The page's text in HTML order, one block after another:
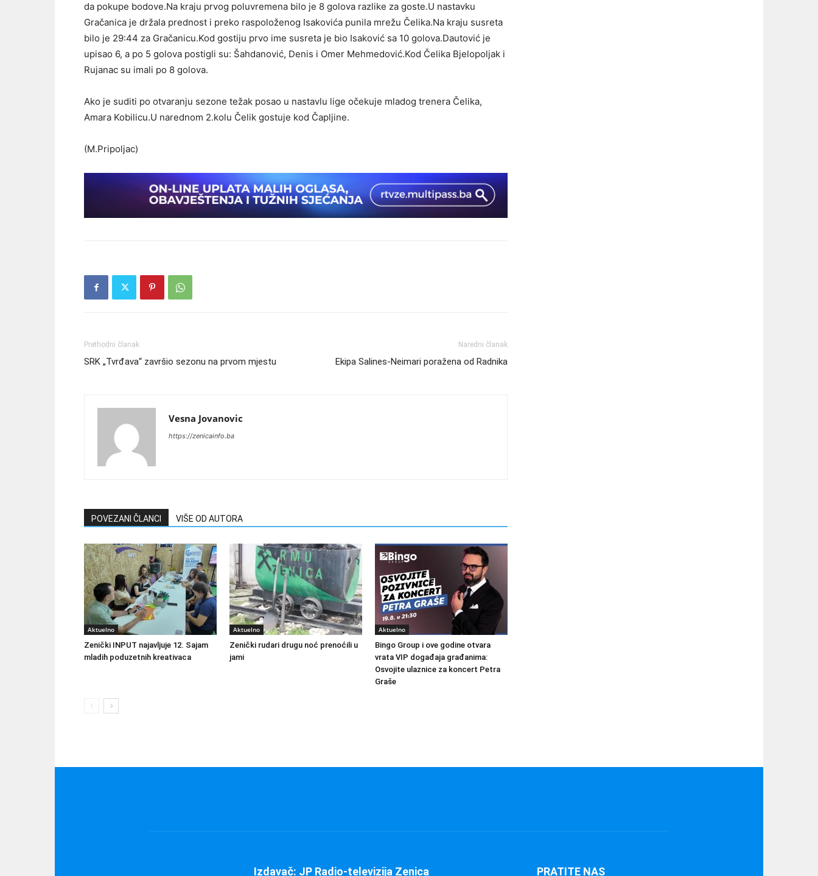
da pokupe bodove.Na kraju prvog poluvremena bilo je 8 golova razlike za goste.U nastavku
Gračanica je držala prednost i preko raspoloženog Isakovića punila mrežu Čelika.Na kraju susreta
bilo je 29:44 za Gračanicu.Kod gostiju prvo ime susreta je bio Isaković sa 10 golova.Dautović je
upisao 6, a po 5 golova postigli su: Šahdanović, Denis i Omer Mehmedović.Kod Čelika Bjelopoljak i
Rujanac su imali po 8 golova.
Ako je suditi po otvaranju sezone težak posao u nastavlu lige očekuje mladog trenera Čelika,
Amara Kobilicu.U narednom 2.kolu Čelik gostuje kod Čapljine.
(M.Pripoljac)
Prethodni članak
SRK „Tvrđava“ završio sezonu na prvom mjestu
Naredni članak
Ekipa Salines-Neimari poražena od Radnika
Vesna Jovanovic
https://zenicainfo.ba
POVEZANI ČLANCI VIŠE OD AUTORA
Aktuelno
Zenički INPUT najavljuje 12. Sajam
mladih poduzetnih kreativaca
Aktuelno
Zenički rudari drugu noć prenoćili u
jami
Aktuelno
Bingo Group i ove godine otvara
vrata VIP događaja građanima:
Osvojite ulaznice za koncert Petra
Graše
Izdavač: JP Radio-televizija Zenica PRATITE NAS